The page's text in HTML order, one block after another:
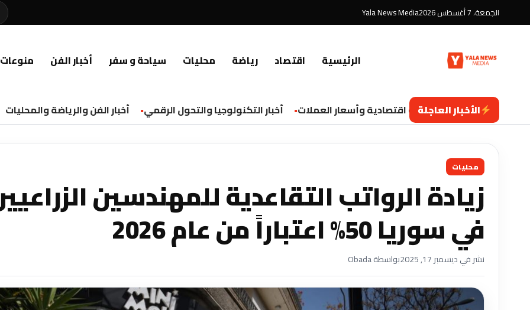
الجمعة، 7 أغسطس 2026 Yala News Media
الرئيسية اقتصاد رياضة محليات سياحة و سفر أخبار الفن منوعات
الأخبار العاجلة
تحديثات اقتصادية وأسعار العملات أخبار التكنولوجيا والتحول الرقمي أخبار الفن والرياضة والمحليات
محليات
زيادة الرواتب التقاعدية للمهندسين
في سوريا 50% اعتباراً من عام 2026
نشر في ديسمبر 17, 2025 بواسطة Obada